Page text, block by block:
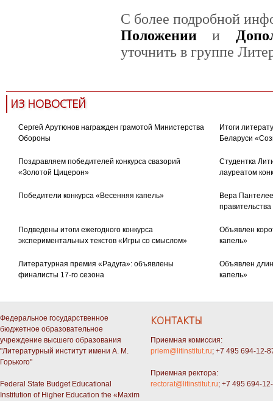
С более подробной
Положениии
уточнить в группе
ИЗ НОВОСТЕЙ
Сергей Арутюнов награжден грамотой Министерства
Обороны
Итоги
Беларуси
Поздравляем победителей конкурса свазорий
«Золотой Цицерон»
Студентка
лауреатом
Победители конкурса «Весенняя капель»
Вера
Подведены итоги ежегодного конкурса
экспериментальных текстов «Игры со смыслом»
Объявлен
капель»
Литературная премия «Радуга»: объявлены
финалисты 17-го сезона
Объявлен
капель»
Федеральное государственное
бюджетное образовательное
учреждение высшего образования
"Литературный институт имени А. М.
Горького"
Federal State Budget Educational
Institution of Higher Education the «Maxim
КОНТАКТЫ
Приемная комиссия:
priem@litinstitut.ru; +7 495 694-12-
Приемная ректора:
rectorat@litinstitut.ru; +7 495 694-